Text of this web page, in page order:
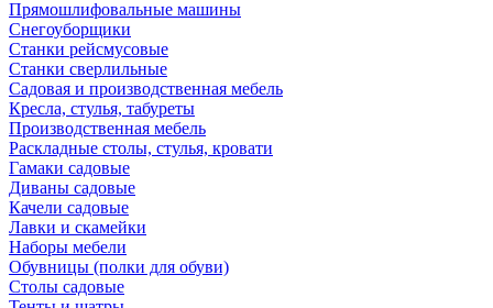
Прямошлифовальные машины
Снегоуборщики
Станки рейсмусовые
Станки сверлильные
Садовая и производственная мебель
Кресла, стулья, табуреты
Производственная мебель
Раскладные столы, стулья, кровати
Гамаки садовые
Диваны садовые
Качели садовые
Лавки и скамейки
Наборы мебели
Обувницы (полки для обуви)
Столы садовые